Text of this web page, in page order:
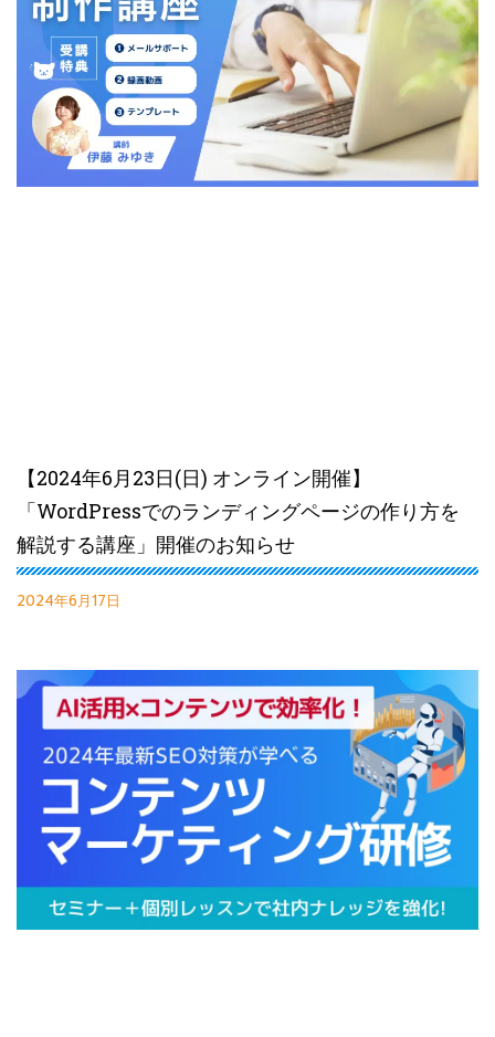
【2024年6月23日(日) オンライン開催】
「WordPressでのランディングページの作り方を
解説する講座」開催のお知らせ
2024年6月17日